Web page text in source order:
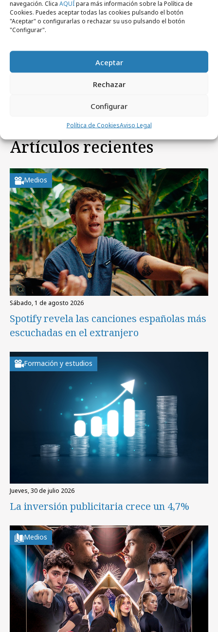
navegación. Clica AQUÍpara más información sobre la Política de
Cookies. Puedes aceptar todas las cookies pulsando el botón
"Aceptar" o configurarlas o rechazar su uso pulsando el botón
"Configurar".
Aceptar
Rechazar
Configurar
Política de CookiesAviso Legal
Profesionales
miércoles, 3 de octubre 2012
Elena Sánchez-Fabrés deja GPS
Profesionales
lunes, 24 de septiembre 2012
Nombramientos en el área comercial de
Artículos recientes
Medios
sábado, 1 de agosto 2026
Spotify revela las canciones españolas más
escuchadas en el extranjero
Formación y estudios
jueves, 30 de julio 2026
La inversión publicitaria crece un 4,7%
Medios